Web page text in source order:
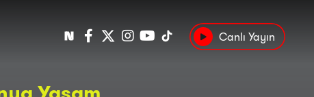
Popüler
Canlı Yayın